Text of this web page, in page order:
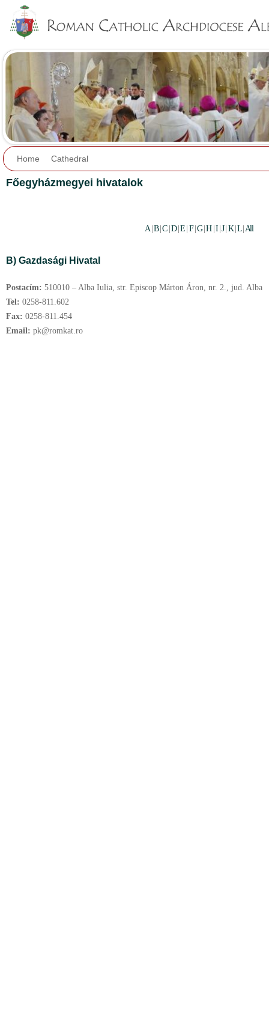
Home Cathedral
Főegyházmegyei hivatalok
A B |C D |E F G |H I |J K |L All
B) Gazdasági Hivatal
Postacím: 510010 – Alba Iulia, str. Episcop Márton Áron, nr. 2., jud. Alba
Tel: 0258-811.602
Fax: 0258-811.454
Email: pk@romkat.ro